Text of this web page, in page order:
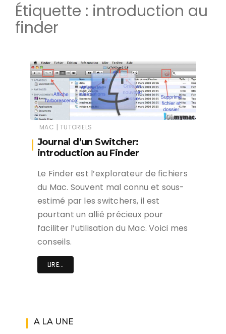
Étiquette : introduction au
finder
MAC | TUTORIELS
Journal d’un Switcher:
introduction au Finder
Le Finder est l’explorateur de fichiers
du Mac. Souvent mal connu et sous-
estimé par les switchers, il est
pourtant un allié précieux pour
faciliter l’utilisation du Mac. Voici mes
conseils.
LIRE...
A LA UNE